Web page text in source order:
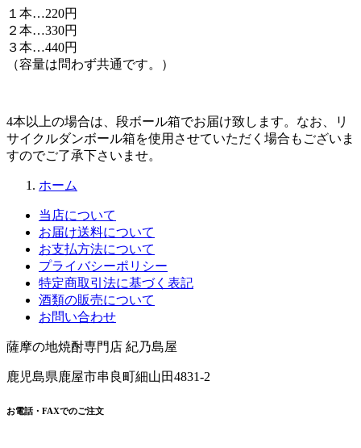
１本…220円
２本…330円
３本…440円
（容量は問わず共通です。）
4本以上の場合は、段ボール箱でお届け致します。なお、リ
サイクルダンボール箱を使用させていただく場合もございま
すのでご了承下さいませ。
ホーム
当店について
お届け送料について
お支払方法について
プライバシーポリシー
特定商取引法に基づく表記
酒類の販売について
お問い合わせ
薩摩の地焼酎専門店 紀乃島屋
鹿児島県鹿屋市串良町細山田4831-2
お電話・FAXでのご注文